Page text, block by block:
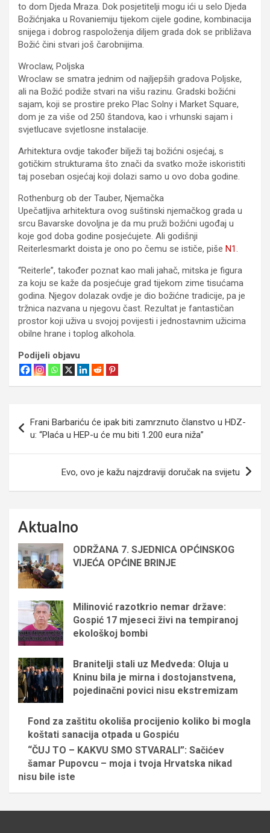
to dom Djeda Mraza. Dok posjetitelji mogu ići u selo Djeda
Božićnjaka u Rovaniemiju tijekom cijele godine, kombinacija
snijega i dobrog raspoloženja diljem grada dok se približava
Božić čini stvari još čarobnijima.
Wroclaw, Poljska
Wroclaw se smatra jednim od najljepših gradova Poljske,
ali na Božić podiže stvari na višu razinu. Gradski božićni
sajam, koji se prostire preko Plac Solny i Market Square,
dom je za više od 250 štandova, kao i vrhunski sajam i
svjetlucave svjetlosne instalacije.
Arhitektura ovdje također bilježi taj božićni osjećaj, s
gotičkim strukturama što znači da svatko može iskoristiti
taj poseban osjećaj koji dolazi samo u ovo doba godine.
Rothenburg ob der Tauber, Njemačka
Upečatljiva arhitektura ovog suštinski njemačkog grada u
srcu Bavarske dovoljna je da mu pruži božićni ugođaj u
koje god doba godine posjećujete. Ali godišnji
Reiterlesmarkt doista je ono po čemu se ističe, piše N1.
“Reiterle”, također poznat kao mali jahač, mitska je figura
za koju se kaže da posjećuje grad tijekom zime tisućama
godina. Njegov dolazak ovdje je dio božićne tradicije, pa je
tržnica nazvana u njegovu čast. Rezultat je fantastičan
prostor koji uživa u svojoj povijesti i jednostavnim užicima
obilne hrane i toplog alkohola.
Podijeli objavu
objava
Frani Barbariću će ipak biti zamrznuto članstvo u HDZ-
u: “Plaća u HEP-u će mu biti 1.200 eura niža”
Evo, ovo je kažu najzdraviji doručak na svijetu
Aktualno
ODRŽANA 7. SJEDNICA OPĆINSKOG
VIJEĆA OPĆINE BRINJE
Milinović razotkrio nemar države:
Gospić 17 mjeseci živi na tempiranoj
ekološkoj bombi
Branitelji stali uz Medveda: Oluja u
Kninu bila je mirna i dostojanstvena,
pojedinačni povici nisu ekstremizam
Fond za zaštitu okoliša procijenio koliko bi mogla
koštati sanacija otpada u Gospiću
“ČUJ TO – KAKVU SMO STVARALI”: Sačićev
šamar Pupovcu – moja i tvoja Hrvatska nikad
nisu bile iste